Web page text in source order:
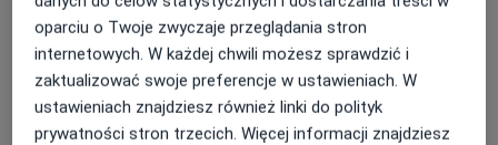
mgr Anita Sajdak
Psycholog · Więcej
31 opinii
Adres Online 1 Online 2
oparciu o Twoje zwyczaje przeglądania stron
internetowych. W każdej chwili możesz sprawdzić i
zaktualizować swoje preferencje w ustawieniach. W
ustawieniach znajdziesz również linki do polityk
prywatności stron trzecich. Więcej informacji znajdziesz